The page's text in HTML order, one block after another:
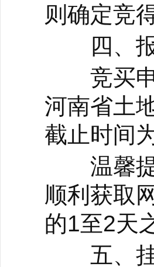
则确定竞
四、报
竞买申
河南省土
截止时间
温馨提
顺利获取
的1至2天
五、挂